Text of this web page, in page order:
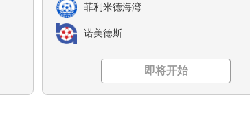
菲利米德海湾
诺美德斯
即将开始